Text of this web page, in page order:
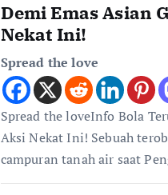
Demi Emas Asian
Nekat Ini!
Spread the love
Spread the loveInfo Bola
Aksi Nekat Ini! Sebuah
campuran tanah air saat